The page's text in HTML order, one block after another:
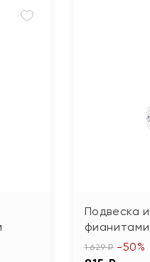
Подвеска
фианитами
1 629 ₽ -50%